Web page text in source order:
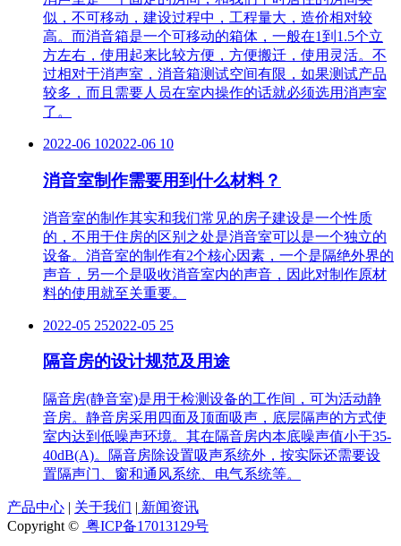
似，不可移动，建设过程中，工程量大，造价相对较
高。而消音箱是一个可移动的箱体，一般在1到1.5个立
方左右，使用起来比较方便，方便搬迁，使用灵活。不
过相对于消声室，消音箱测试空间有限，如果测试产品
较多，而且需要人员在室内操作的话就必须选用消声室
了。
2022-06 102022-06 10
消音室制作需要用到什么材料？
消音室的制作其实和我们常见的房子建设是一个性质
的，不用于住房的区别之处是消音室可以是一个独立的
设备。消音室的制作有2个核心因素，一个是隔绝外界的
声音，另一个是吸收消音室内的声音，因此对制作原材
料的使用就至关重要。
2022-05 252022-05 25
隔音房的设计规范及用途
隔音房(静音室)是用于检测设备的工作间，可为活动静
音房。静音房采用四面及顶面吸声，底层隔声的方式使
室内达到低噪声环境。其在隔音房内本底噪声值小于35-
40dB(A)。隔音房除设置吸声系统外，按实际还需要设
置隔声门、窗和通风系统、电气系统等。
产品中心 | 关于我们 | 新闻资讯
Copyright © 粤ICP备17013129号